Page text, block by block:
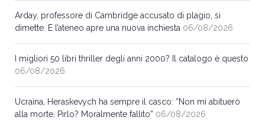
Arday, professore di Cambridge accusato di plagio, si
dimette. E l’ateneo apre una nuova inchiesta 06/08/2026
I migliori 50 libri thriller degli anni 2000? Il catalogo è questo
06/08/2026
Ucraina, Heraskevych ha sempre il casco: “Non mi abituerò
alla morte. Pirlo? Moralmente fallito” 06/08/2026